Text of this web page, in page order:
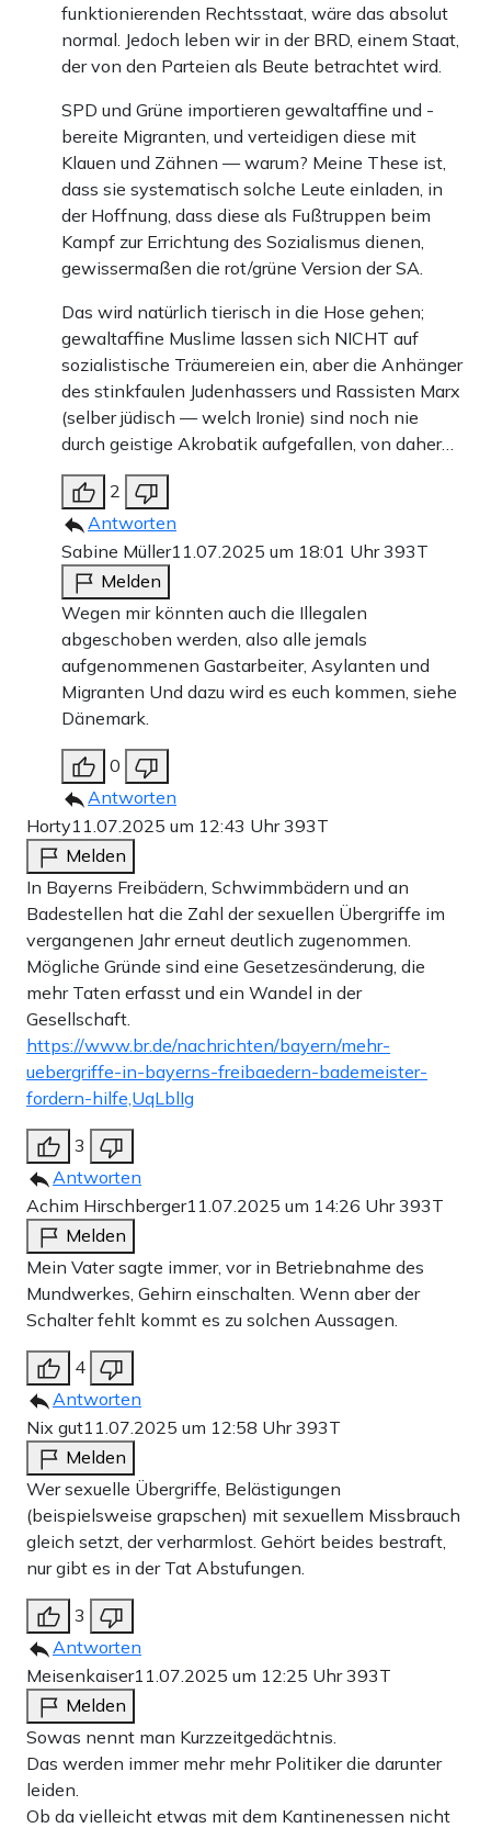
funktionierenden Rechtsstaat, wäre das absolut
normal. Jedoch leben wir in der BRD, einem Staat,
der von den Parteien als Beute betrachtet wird.
SPD und Grüne importieren gewaltaffine und -
bereite Migranten, und verteidigen diese mit
Klauen und Zähnen — warum? Meine These ist,
dass sie systematisch solche Leute einladen, in
der Hoffnung, dass diese als Fußtruppen beim
Kampf zur Errichtung des Sozialismus dienen,
gewissermaßen die rot/grüne Version der SA.
Das wird natürlich tierisch in die Hose gehen;
gewaltaffine Muslime lassen sich NICHT auf
sozialistische Träumereien ein, aber die Anhänger
des stinkfaulen Judenhassers und Rassisten Marx
(selber jüdisch — welch Ironie) sind noch nie
durch geistige Akrobatik aufgefallen, von daher…
2
Antworten
Sabine Müller11.07.2025 um 18:01 Uhr393T
Melden
Wegen mir könnten auch die Illegalen
abgeschoben werden, also alle jemals
aufgenommenen Gastarbeiter, Asylanten und
Migranten Und dazu wird es euch kommen, siehe
Dänemark.
0
Antworten
Horty11.07.2025 um 12:43 Uhr393T
Melden
In Bayerns Freibädern, Schwimmbädern und an
Badestellen hat die Zahl der sexuellen Übergriffe im
vergangenen Jahr erneut deutlich zugenommen.
Mögliche Gründe sind eine Gesetzesänderung, die
mehr Taten erfasst und ein Wandel in der
Gesellschaft.
https://www.br.de/nachrichten/bayern/mehr-
uebergriffe-in-bayerns-freibaedern-bademeister-
fordern-hilfe,UqLblIg
3
Antworten
Achim Hirschberger11.07.2025 um 14:26 Uhr393T
Melden
Mein Vater sagte immer, vor in Betriebnahme des
Mundwerkes, Gehirn einschalten. Wenn aber der
Schalter fehlt kommt es zu solchen Aussagen.
4
Antworten
Nix gut11.07.2025 um 12:58 Uhr393T
Melden
Wer sexuelle Übergriffe, Belästigungen
(beispielsweise grapschen) mit sexuellem Missbrauch
gleich setzt, der verharmlost. Gehört beides bestraft,
nur gibt es in der Tat Abstufungen.
3
Antworten
Meisenkaiser11.07.2025 um 12:25 Uhr393T
Melden
Sowas nennt man Kurzzeitgedächtnis.
Das werden immer mehr mehr Politiker die darunter
leiden.
Ob da vielleicht etwas mit dem Kantinenessen nicht